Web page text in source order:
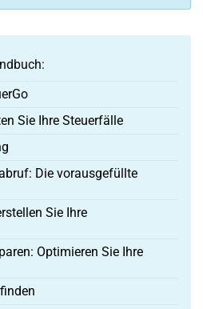
Sie Ihre Steuerfälle
Die vorausgefüllte
Sie Ihre
Optimieren Sie Ihre